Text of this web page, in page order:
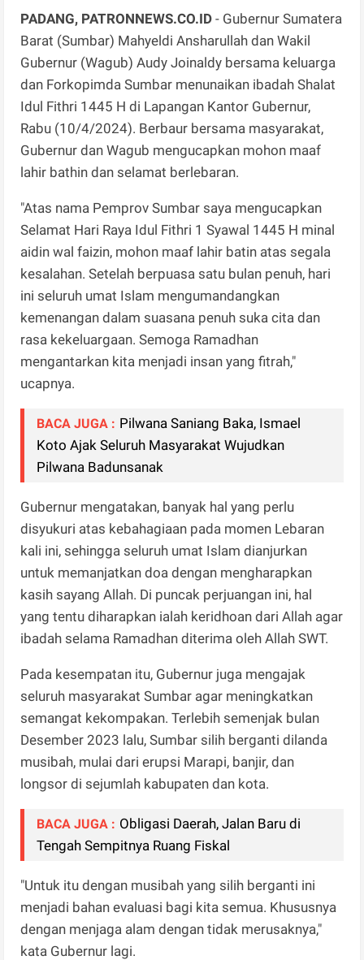
PADANG, PATRONNEWS.CO.ID - Gubernur Sumatera
Barat (Sumbar) Mahyeldi Ansharullah dan Wakil
Gubernur (Wagub) Audy Joinaldy bersama keluarga
dan Forkopimda Sumbar menunaikan ibadah Shalat
Idul Fithri 1445 H di Lapangan Kantor Gubernur,
Rabu (10/4/2024). Berbaur bersama masyarakat,
Gubernur dan Wagub mengucapkan mohon maaf
lahir bathin dan selamat berlebaran.
"Atas nama Pemprov Sumbar saya mengucapkan
Selamat Hari Raya Idul Fithri 1 Syawal 1445 H minal
aidin wal faizin, mohon maaf lahir batin atas segala
kesalahan. Setelah berpuasa satu bulan penuh, hari
ini seluruh umat Islam mengumandangkan
kemenangan dalam suasana penuh suka cita dan
rasa kekeluargaan. Semoga Ramadhan
mengantarkan kita menjadi insan yang fitrah,"
ucapnya.
BACA JUGA : Pilwana Saniang Baka, Ismael
Koto Ajak Seluruh Masyarakat Wujudkan
Pilwana Badunsanak
Gubernur mengatakan, banyak hal yang perlu
disyukuri atas kebahagiaan pada momen Lebaran
kali ini, sehingga seluruh umat Islam dianjurkan
untuk memanjatkan doa dengan mengharapkan
kasih sayang Allah. Di puncak perjuangan ini, hal
yang tentu diharapkan ialah keridhoan dari Allah agar
ibadah selama Ramadhan diterima oleh Allah SWT.
Pada kesempatan itu, Gubernur juga mengajak
seluruh masyarakat Sumbar agar meningkatkan
semangat kekompakan. Terlebih semenjak bulan
Desember 2023 lalu, Sumbar silih berganti dilanda
musibah, mulai dari erupsi Marapi, banjir, dan
longsor di sejumlah kabupaten dan kota.
BACA JUGA : Obligasi Daerah, Jalan Baru di
Tengah Sempitnya Ruang Fiskal
"Untuk itu dengan musibah yang silih berganti ini
menjadi bahan evaluasi bagi kita semua. Khususnya
dengan menjaga alam dengan tidak merusaknya,"
kata Gubernur lagi.